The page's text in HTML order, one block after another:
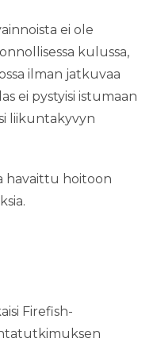
ei ole
kulussa,
ilman jatkuvaa
ei pystyisi istumaan
liikuntakyvyn
havaittu hoitoon
Firefish-